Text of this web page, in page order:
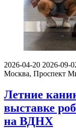
2026-04-20 2026-09-
Москва, Проспект
Летние
выставке
на ВДНХ